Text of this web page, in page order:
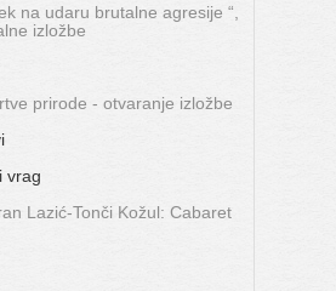
na udaru brutalne agresije “,
izložbe
prirode - otvaranje izložbe
vrag
Lazić-Tonči Kožul: Cabaret